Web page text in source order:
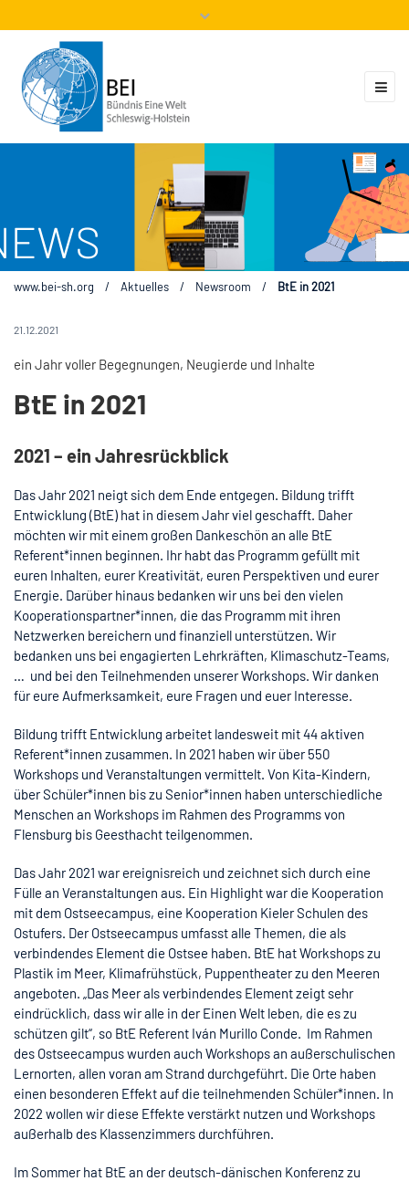
Mitglieder
www.bei-sh.org / Aktuelles / Newsroom / BtE in 2021
21.12.2021
ein Jahr voller Begegnungen, Neugierde und Inhalte
BtE in 2021
2021 – ein Jahresrückblick
Das Jahr 2021 neigt sich dem Ende entgegen. Bildung trifft
Entwicklung (BtE) hat in diesem Jahr viel geschafft. Daher
möchten wir mit einem großen Dankeschön an alle BtE
Referent*innen beginnen. Ihr habt das Programm gefüllt mit
euren Inhalten, eurer Kreativität, euren Perspektiven und eurer
Energie. Darüber hinaus bedanken wir uns bei den vielen
Kooperationspartner*innen, die das Programm mit ihren
Netzwerken bereichern und finanziell unterstützen. Wir
bedanken uns bei engagierten Lehrkräften, Klimaschutz-Teams,
… und bei den Teilnehmenden unserer Workshops. Wir danken
für eure Aufmerksamkeit, eure Fragen und euer Interesse.
Bildung trifft Entwicklung arbeitet landesweit mit 44 aktiven
Referent*innen zusammen. In 2021 haben wir über 550
Workshops und Veranstaltungen vermittelt. Von Kita-Kindern,
über Schüler*innen bis zu Senior*innen haben unterschiedliche
Menschen an Workshops im Rahmen des Programms von
Flensburg bis Geesthacht teilgenommen.
Das Jahr 2021 war ereignisreich und zeichnet sich durch eine
Fülle an Veranstaltungen aus. Ein Highlight war die Kooperation
mit dem Ostseecampus, eine Kooperation Kieler Schulen des
Ostufers. Der Ostseecampus umfasst alle Themen, die als
verbindendes Element die Ostsee haben. BtE hat Workshops zu
Plastik im Meer, Klimafrühstück, Puppentheater zu den Meeren
angeboten. „Das Meer als verbindendes Element zeigt sehr
eindrücklich, dass wir alle in der Einen Welt leben, die es zu
schützen gilt“, so BtE Referent Iván Murillo Conde. Im Rahmen
des Ostseecampus wurden auch Workshops an außerschulischen
Lernorten, allen voran am Strand durchgeführt. Die Orte haben
einen besonderen Effekt auf die teilnehmenden Schüler*innen. In
2022 wollen wir diese Effekte verstärkt nutzen und Workshops
außerhalb des Klassenzimmers durchführen.
Im Sommer hat BtE an der deutsch-dänischen Konferenz zu